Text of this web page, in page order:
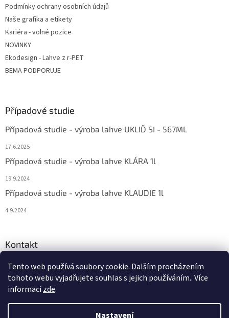
Tento web používá soubory cookie. Dalším procházením
tohoto webu vyjadřujete souhlas s jejich používáním.. Více
informacízde.
Nastavení
Podmínky ochrany osobních údajů
Naše grafika a etikety
Kariéra - volné pozice
NOVINKY
Ekodesign - Lahve z r-PET
BEMA PODPORUJE
Případové studie
Případová studie - výroba lahve UKLIĎ SI - 567ML
17.6.2025
Případová studie - výroba lahve KLÁRA 1l
19.9.2024
Případová studie - výroba lahve KLAUDIE 1l
4.9.2024
Kontakt
eshop@ bema-la.cz
+420 733 762 684